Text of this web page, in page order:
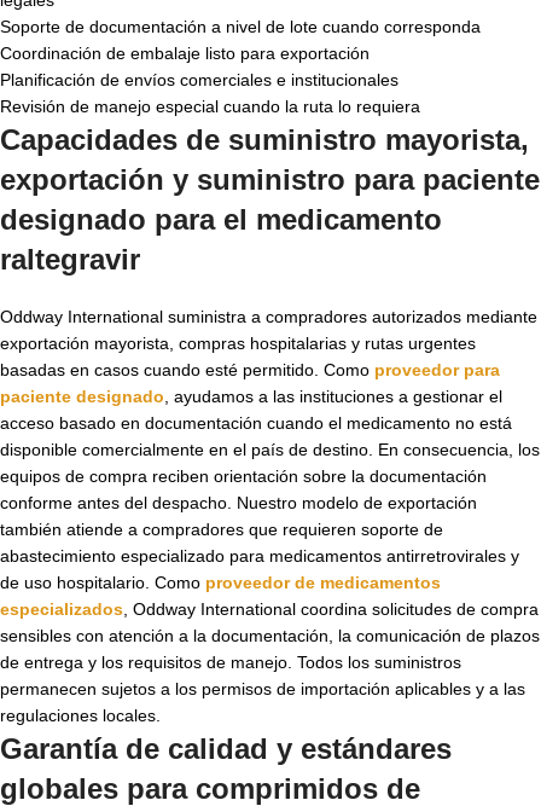
Soporte de documentación a nivel de lote cuando corresponda
Coordinación de embalaje listo para exportación
Planificación de envíos comerciales e institucionales
Revisión de manejo especial cuando la ruta lo requiera
Capacidades de suministro mayorista,
exportación y suministro para paciente
designado para el medicamento
raltegravir
Oddway International suministra a compradores autorizados mediante
exportación mayorista, compras hospitalarias y rutas urgentes
basadas en casos cuando esté permitido. Como proveedor para
paciente designado , ayudamos a las instituciones a gestionar el
acceso basado en documentación cuando el medicamento no está
disponible comercialmente en el país de destino. En consecuencia, los
equipos de compra reciben orientación sobre la documentación
conforme antes del despacho. Nuestro modelo de exportación
también atiende a compradores que requieren soporte de
abastecimiento especializado para medicamentos antirretrovirales y
de uso hospitalario. Como proveedor de medicamentos
especializados , Oddway International coordina solicitudes de compra
sensibles con atención a la documentación, la comunicación de plazos
de entrega y los requisitos de manejo. Todos los suministros
permanecen sujetos a los permisos de importación aplicables y a las
regulaciones locales.
Garantía de calidad y estándares
globales para comprimidos de